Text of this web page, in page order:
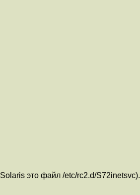
это файл /etc/rc2.d/S72inetsvc).